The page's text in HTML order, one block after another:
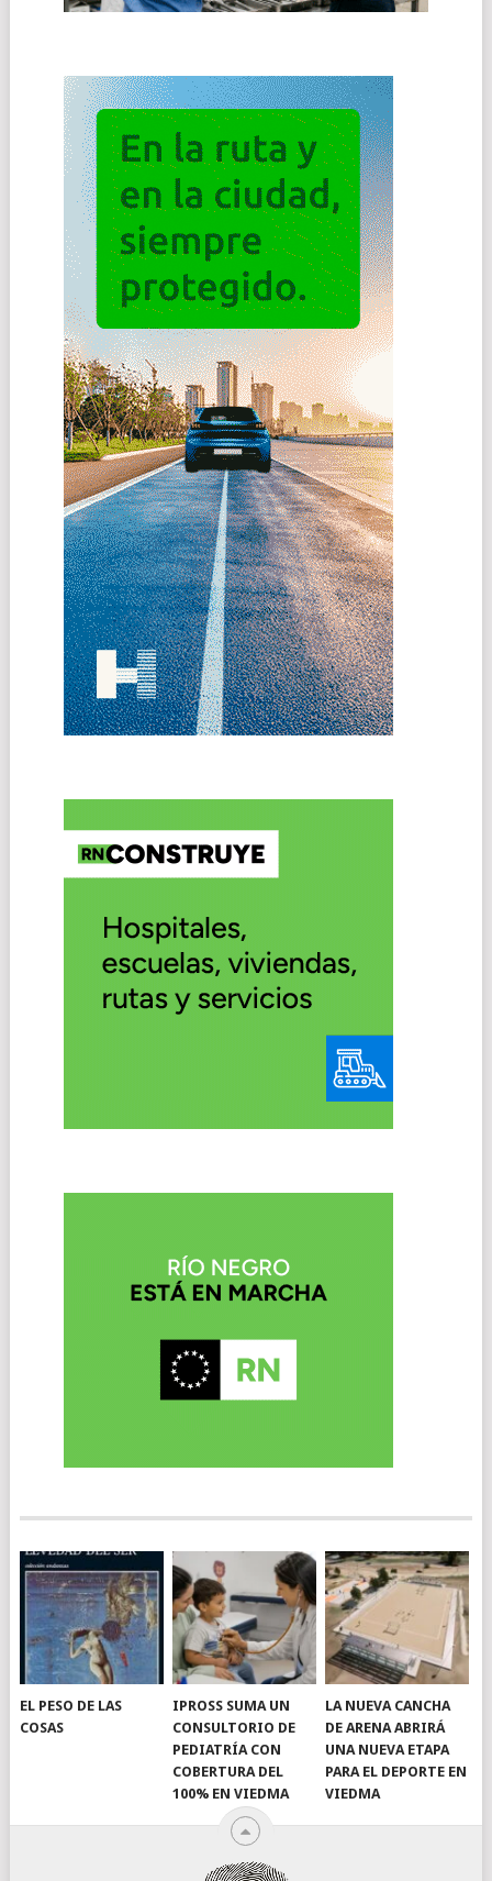
EL PESO DE LAS
COSAS
IPROSS SUMA UN
CONSULTORIO DE
PEDIATRÍA CON
COBERTURA DEL
100% EN VIEDMA
LA NUEVA CANCHA
DE ARENA ABRIRÁ
UNA NUEVA ETAPA
PARA EL DEPORTE EN
VIEDMA